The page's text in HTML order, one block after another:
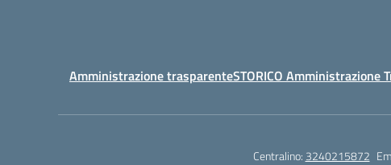
Amministrazione trasparenteSTORICO Amministrazione
Centralino: 3240215872